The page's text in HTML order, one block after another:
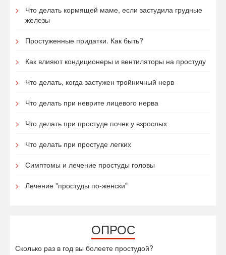
Что делать кормящей маме, если застудила грудные
железы
Простуженные придатки. Как быть?
Как влияют кондиционеры и вентиляторы на простуду
Что делать, когда застужен тройничный нерв
Что делать при неврите лицевого нерва
Что делать при простуде почек у взрослых
Что делать при простуде легких
Симптомы и лечение простуды головы
Лечение "простуды по-женски"
ОПРОС
Сколько раз в год вы болеете простудой?